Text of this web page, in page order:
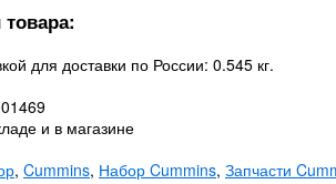
товара:
для доставки по России: 0.545 кг.
и в магазине
, Cummins, Набор Cummins, Запчасти